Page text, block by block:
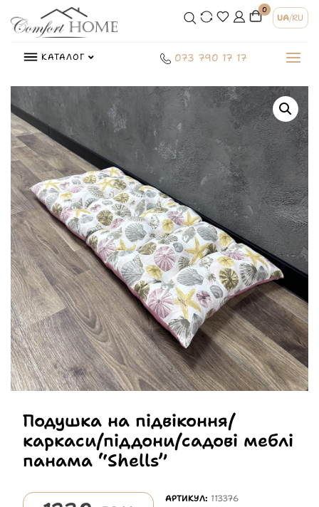
0
UA/RU
КАТАЛОГ 073 790 17 17
Подушка на підвіконня/
каркаси/піддони/садові меблі
панама “Shells”
АРТИКУЛ: 113376